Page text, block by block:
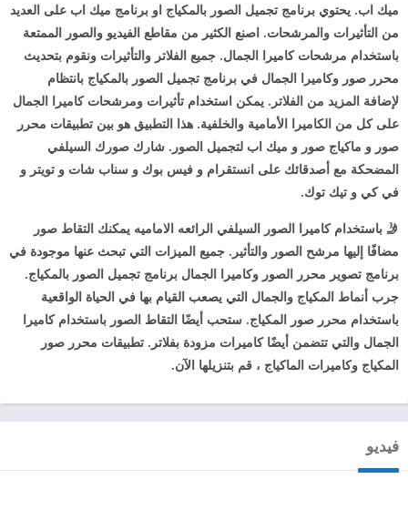
ميك اب. يحتوي برنامج تجميل الصور بالمكياج او برنامج ميك اب على العديد
من التأثيرات والمرشحات. اصنع الكثير من مقاطع الفيديو والصور الممتعة
باستخدام مرشحات كاميرا الجمال. جميع الفلاتر والتأثيرات ونقوم بتحديث
محرر صور وكاميرا الجمال في برنامج تجميل الصور بالمكياج بانتظام
لإضافة المزيد من الفلاتر. يمكن استخدام تأثيرات ومرشحات كاميرا الجمال
على كل من الكاميرا الأمامية والخلفية. هذا التطبيق هو بين تطبيقات محرر
صور و ماكياج صور و ميك اب لتجميل الصور. شارك صورك السيلفي
المضحكة مع أصدقائك على انستقرام و فيس بوك و سناب شات و تويتر و
في كي و تيك توك.
🤳 باستخدام كاميرا الصور السيلفي الرائعه الاماميه يمكنك التقاط صور
مضافًا إليها مرشح الصور والتأثير. جميع الميزات التي تبحث عنها موجودة في
برنامج تصوير محرر الصور وكاميرا الجمال برنامج تجميل الصور بالمكياج.
جرب أنماط المكياج والجمال التي يصعب القيام بها في الحياة الواقعية
باستخدام محرر صور المكياج. ستحب أيضًا التقاط الصور باستخدام كاميرا
الجمال والتي تتضمن أيضًا كاميرات مزودة بفلاتر. تطبيقات محرر صور
المكياج وكاميرات الماكياج ، قم بتنزيلها الآن.
فيديو